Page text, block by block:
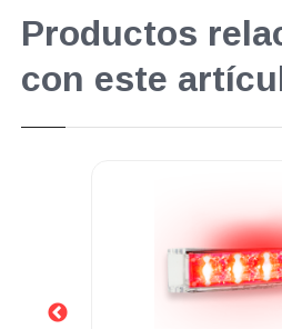
Productos
con este